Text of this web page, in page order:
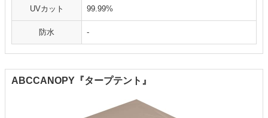
UVカット 99.99%
防水 -
ABCCANOPY『タープテント』